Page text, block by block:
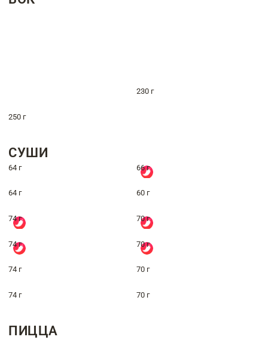
230 г
250 г
СУШИ
64 г 66 г
64 г 60 г
74 г 70 г
74 г 70 г
74 г 70 г
74 г 70 г
ПИЦЦА